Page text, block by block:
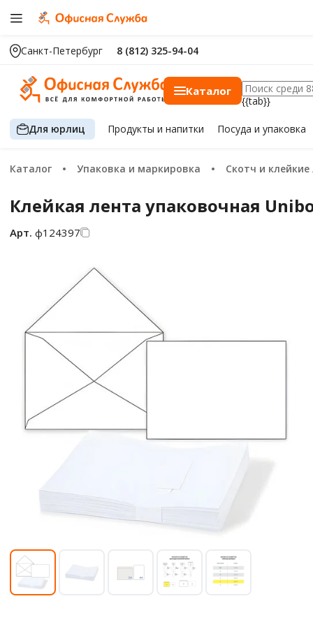
Санкт-Петербург 8 (812) 325-94-04
Каталог
{{tab}}
Для юрлиц Продуктыи напитки Посуда и упаковка
Каталог Упаковка и маркировка Скотч и
Клейкая лента упаковочная
Арт. ф124397